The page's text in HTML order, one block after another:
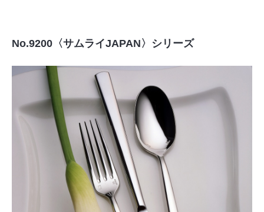
No.9200〈サムライJAPAN〉シリーズ